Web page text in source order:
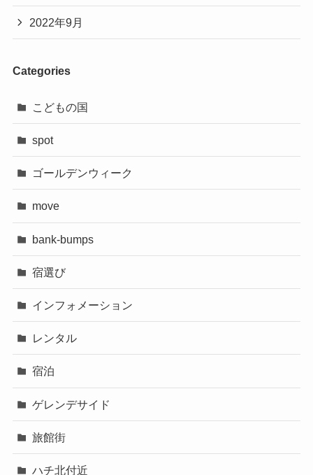
2022年9月
Categories
こどもの国
spot
ゴールデンウィーク
move
bank-bumps
宿選び
インフォメーション
レンタル
宿泊
ゲレンデサイド
旅館街
ハチ北付近